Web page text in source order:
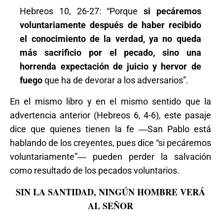
Hebreos 10, 26-27: “Porque si pecáremos
voluntariamente después de haber recibido
el conocimiento de la verdad, ya no queda
más sacrificio por el pecado, sino una
horrenda expectación de juicio y hervor de
fuegoque ha de devorar a los adversarios”.
En el mismo libro y en el mismo sentido que la
advertencia anterior (Hebreos 6, 4-6), este pasaje
dice que quienes tienen la fe ―San Pablo está
hablando de los creyentes, pues dice “si pecáremos
voluntariamente”― pueden perder la salvación
como resultado de los pecados voluntarios.
SIN LA SANTIDAD, NINGÚN HOMBRE VERÁ
AL SEÑOR